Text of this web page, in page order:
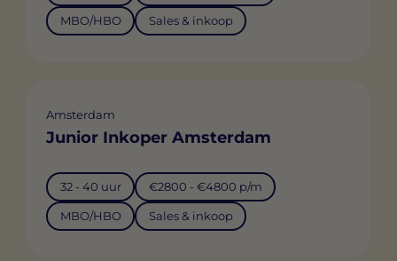
MBO/HBO Sales & inkoop
Amsterdam
Junior Inkoper Amsterdam
32 - 40 uur €2800 - €4800 p/m
MBO/HBO Sales & inkoop